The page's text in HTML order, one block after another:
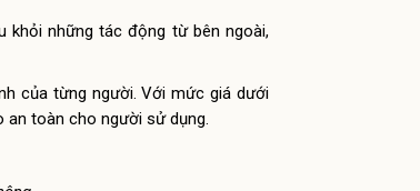
khỏi những tác động từ bên ngoài,
của từng người. Với mức giá dưới
an toàn cho người sử dụng.